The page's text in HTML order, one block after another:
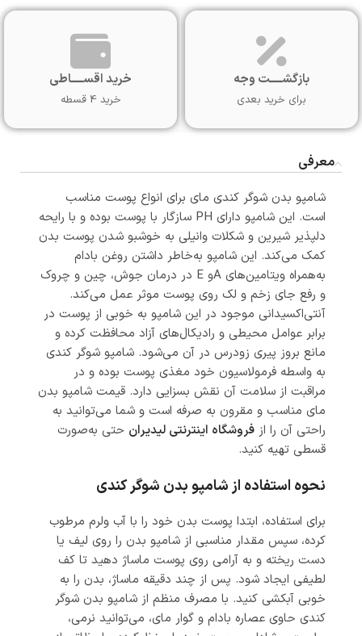
بازگشـــــت وجه
برای خرید بعدی
خرید اقســـــاطی
خرید 4 قسطه
معرفی
شامپو بدن شوگر کندی مای برای انواع پوست مناسب
است. این شامپو دارای PH سازگار با پوست بوده و با رایحه‌
دلپذیر شیرین و شکلات وانیلی به خوشبو شدن پوست بدن
کمک می‌کند. این شامپو به‌خاطر داشتن روغن بادام
به‌همراه ویتامین‌های Aو E در درمان جوش، چین و چروک
و رفع جای زخم و لک روی پوست موثر عمل می‌کند.
آنتی‌اکسیدانی موجود در این شامپو به خوبی از پوست در
برابر عوامل محیطی و رادیکال‌های آزاد محافظت کرده و
مانع بروز پیری زودرس در آن می‌شود. شامپو شوگر کندی
به واسطه فرمولاسیون خود مغذی پوست بوده و در
مراقبت از سلامت آن نقش بسزایی دارد. قیمت شامپو بدن
مای مناسب و مقرون به صرفه است و شما می‌توانید به
راحتی آن را از فروشگاه اینترنتی لیدیران حتی به‌صورت
قسطی تهیه کنید.
نحوه استفاده از شامپو بدن شوگر کندی
برای استفاده، ابتدا پوست بدن خود را با آب ولرم مرطوب
کرده، سپس مقدار مناسبی از شامپو بدن را روی لیف یا
دست ریخته و به آرامی روی پوست ماساژ دهید تا کف
لطیفی ایجاد شود. پس از چند دقیقه ماساژ، بدن را به
خوبی آبکشی کنید. با مصرف منظم از شامپو بدن شوگر
کندی حاوی عصاره بادام و گوار مای، می‌توانید نرمی،